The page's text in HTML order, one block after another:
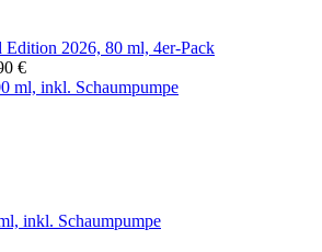
2026, 80 ml, 4er-Pack
€
inkl. Schaumpumpe